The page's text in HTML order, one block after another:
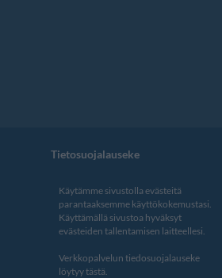
Tietosuojalauseke
Käytämme sivustolla evästeitä
parantaaksemme käyttökokemustasi.
Käyttämällä sivustoa hyväksyt
evästeiden tallentamisen laitteellesi.
Verkkopalvelun tiedosuojalauseke
löytyy tästä